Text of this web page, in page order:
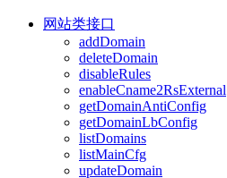
网站类接口
addDomain
deleteDomain
disableRules
enableCname2RsExternal
getDomainAntiConfig
getDomainLbConfig
listDomains
listMainCfg
updateDomain